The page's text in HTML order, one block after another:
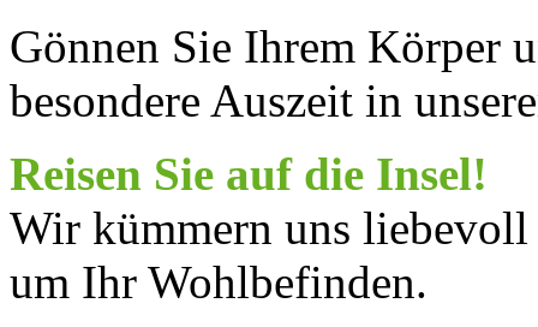
Gönnen Sie Ihrem Körper
besondere Auszeit in
Reisen Sie auf die Insel!
Wir kümmern uns
um Ihr Wohlbefinden.